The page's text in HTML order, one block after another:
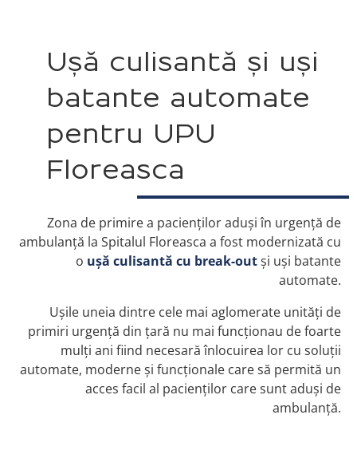
Ușă culisantă și uși
batante automate
pentru UPU
Floreasca
Zona de primire a pacienților aduși în urgență de
ambulanță la Spitalul Floreasca a fost modernizată cu
o ușă culisantă cu break-outși uși batante
automate.
Ușile uneia dintre cele mai aglomerate unități de
primiri urgență din țară nu mai funcționau de foarte
mulți ani fiind necesară înlocuirea lor cu soluții
automate, moderne și funcționale care să permită un
acces facil al pacienților care sunt aduși de
ambulanță.